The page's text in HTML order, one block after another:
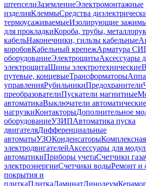
штепселиЗаземлениеЭлектромонтажные
изделияКлеммыСредства
термоусаживаемыеИзолирующие
для прокладкиКороба, трубы,
кабельНаконечники, гильзы кабельные
коробовКабельный крепежАрматура
оборудованиеЭлектрощитыАксессуары
электрощитаШины электротехнические
путевые, концевыеТрансформаторы
управленияРубильникиПредохранители
преобразователиПускатели магнитные
автоматикаВыключатели автоматические
нагрузкиКонтакторыДополнительное
оборудованиеУЗИПАвтоматика пуска
двигателяДифференциальные
автоматыУЗОКонденсаторы
электродвигателейАксессуары для
автоматикиПриборы учетаСчетчики газа
электроэнергииСчетчики водыРемонт и
покрытия и
плиткаПлиткаЛаминатЛинолеум